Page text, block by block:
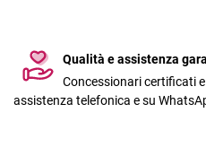
Qualità e assistenza
Concessionari certificati
assistenza telefonica e su